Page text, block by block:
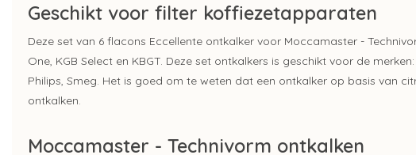
Geschikt voor filter koffiezetapparaten
Deze set van 6 flacons Eccellente ontkalker voor Moccamaster -
One, KGB Select en KBGT. Deze set ontkalkers is geschikt voor de
Philips, Smeg. Het is goed om te weten dat een ontkalker op basis van
ontkalken.
Moccamaster - Technivorm ontkalken